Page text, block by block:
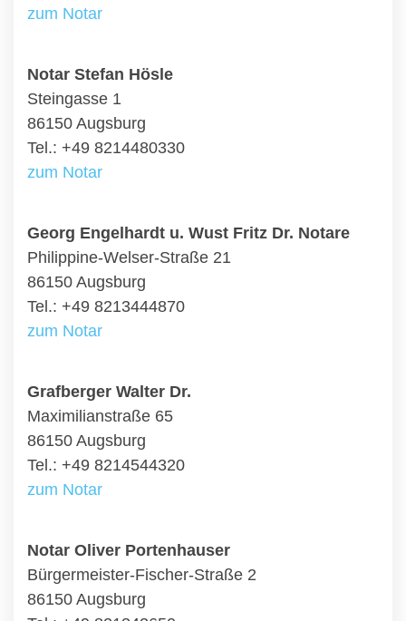
zum Notar
Notar Stefan Hösle
Steingasse 1
86150 Augsburg
Tel.: +49 8214480330
zum Notar
Georg Engelhardt u. Wust Fritz Dr. Notare
Philippine-Welser-Straße 21
86150 Augsburg
Tel.: +49 8213444870
zum Notar
Grafberger Walter Dr.
Maximilianstraße 65
86150 Augsburg
Tel.: +49 8214544320
zum Notar
Notar Oliver Portenhauser
Bürgermeister-Fischer-Straße 2
86150 Augsburg